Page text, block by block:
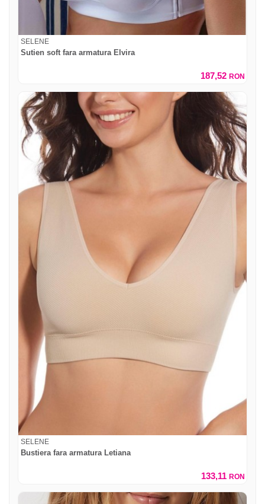
SELENE
Sutien soft fara armatura Elvira
187,52 RON
SELENE
Bustiera fara armatura Letiana
133,11 RON